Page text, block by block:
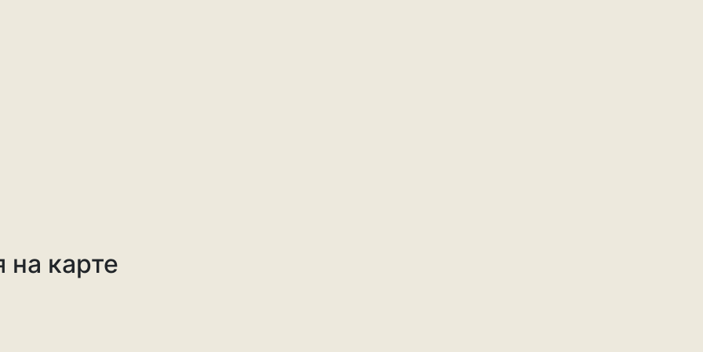
на карте